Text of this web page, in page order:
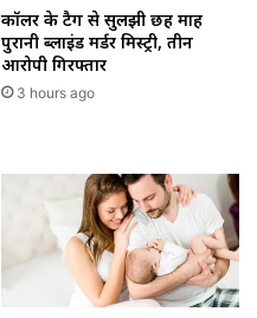
कॉलर के टैग से सुलझी छह माह
पुरानी ब्लाइंड मर्डर मिस्ट्री, तीन
आरोपी गिरफ्तार
3 hours ago